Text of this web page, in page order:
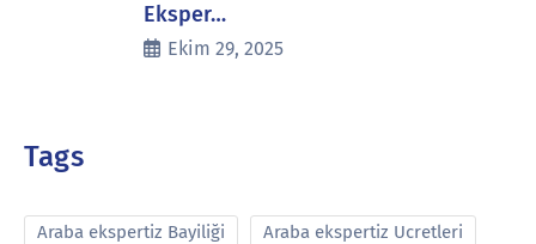
Eksper…
Ekim 29, 2025
Tags
Araba ekspertiz Bayiliği Araba ekspertiz Ucretleri